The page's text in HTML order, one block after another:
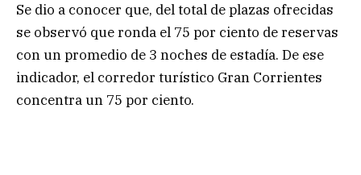
Se dio a conocer que, del total de plazas ofrecidas
se observó que ronda el 75 por ciento de reservas
con un promedio de 3 noches de estadía. De ese
indicador, el corredor turístico Gran Corrientes
concentra un 75 por ciento.